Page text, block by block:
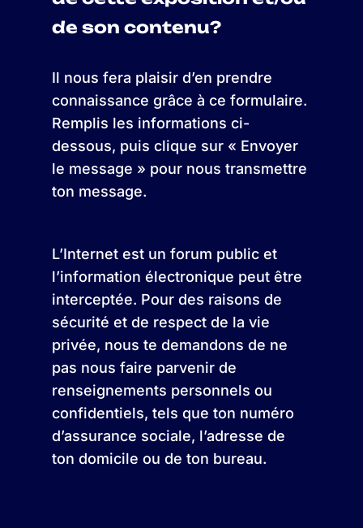
de son contenu?
Il nous fera plaisir d’en prendre
connaissance grâce à ce formulaire.
Remplis les informations ci-
dessous, puis clique sur « Envoyer
le message » pour nous transmettre
ton message.
L’Internet est un forum public et
l’information électronique peut être
interceptée. Pour des raisons de
sécurité et de respect de la vie
privée, nous te demandons de ne
pas nous faire parvenir de
renseignements personnels ou
confidentiels, tels que ton numéro
d’assurance sociale, l’adresse de
ton domicile ou de ton bureau.